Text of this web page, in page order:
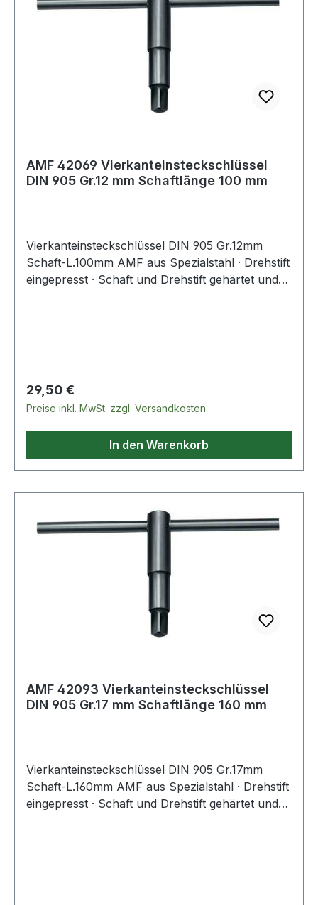
AMF 42069 Vierkanteinsteckschlüssel
DIN 905 Gr.12 mm Schaftlänge 100 mm
Vierkanteinsteckschlüssel DIN 905 Gr.12mm
Schaft-L.100mm AMF aus Spezialstahl · Drehstift
eingepresst · Schaft und Drehstift gehärtet und
Regulärer Preis:
29,50 €
Preise inkl. MwSt. zzgl. Versandkosten
In den Warenkorb
AMF 42093 Vierkanteinsteckschlüssel
DIN 905 Gr.17 mm Schaftlänge 160 mm
Vierkanteinsteckschlüssel DIN 905 Gr.17mm
Schaft-L.160mm AMF aus Spezialstahl · Drehstift
eingepresst · Schaft und Drehstift gehärtet und